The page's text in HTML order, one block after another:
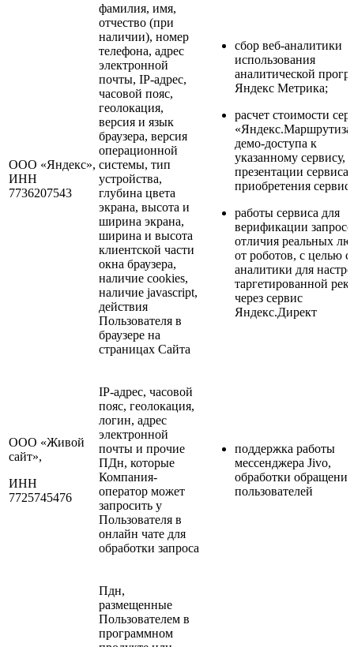
ООО «Яндекс»,
ИНН
7736207543
фамилия, имя,
отчество (при
наличии), номер
телефона, адрес
электронной
почты, IP-адрес,
часовой пояс,
геолокация,
версия и язык
браузера, версия
операционной
системы, тип
устройства,
глубина цвета
экрана, высота и
ширина экрана,
ширина и высота
клиентской части
окна браузера,
наличие cookies,
наличие javascript,
действия
Пользователя в
браузере на
страницах Сайта
сбор веб-аналитики
использования
аналитической
Яндекс Метрика;
расчет стоимости
демо-доступа к
указанному сервису,
презентации сервиса,
приобретения
работы сервиса для
верификации
отличия реальных
от роботов, с целью
аналитики для
таргетированной
через сервис
Яндекс.Директ
ООО «Живой
сайт»,
ИНН
7725745476
IP-адрес, часовой
пояс, геолокация,
логин, адрес
электронной
почты и прочие
ПДн, которые
Компания-
оператор может
запросить у
Пользователя в
онлайн чате для
обработки запроса
поддержка работы
мессенджера Jivo,
обработки обращений
пользователей
Пдн,
размещенные
Пользователем в
программном